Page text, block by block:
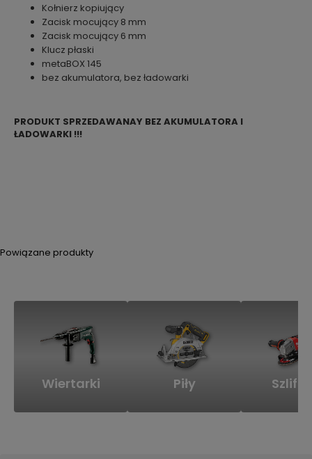
Kołnierz kopiujący
Zacisk mocujący 8 mm
Zacisk mocujący 6 mm
Klucz płaski
metaBOX 145
bez akumulatora, bez ładowarki
PRODUKT SPRZEDAWANAY BEZ AKUMULATORA I
ŁADOWARKI !!!
Powiązane produkty
Wiertarki Piły